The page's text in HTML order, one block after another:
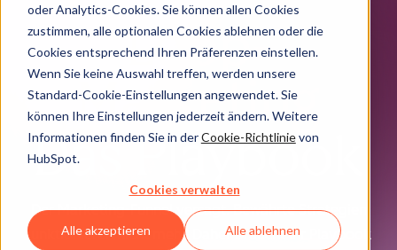
oder Analytics-Cookies. Sie können allen Cookies
zustimmen, alle optionalen Cookies ablehnen oder die
Cookies entsprechend Ihren Präferenzen einstellen.
Wenn Sie keine Auswahl treffen, werden unsere
Standard-Cookie-Einstellungen angewendet. Sie
können Ihre Einstellungen jederzeit ändern. Weitere
Informationen finden Sie in derCookie-Richtlinievon
HubSpot.
Cookies verwalten
Alle akzeptieren Alle ablehnen
Loop-
Marketing
Das Playbook
Der Marketing-Funnel versagt. Bewährte Strategien
funktionieren nicht mehr. Daher braucht Ihr Playbook